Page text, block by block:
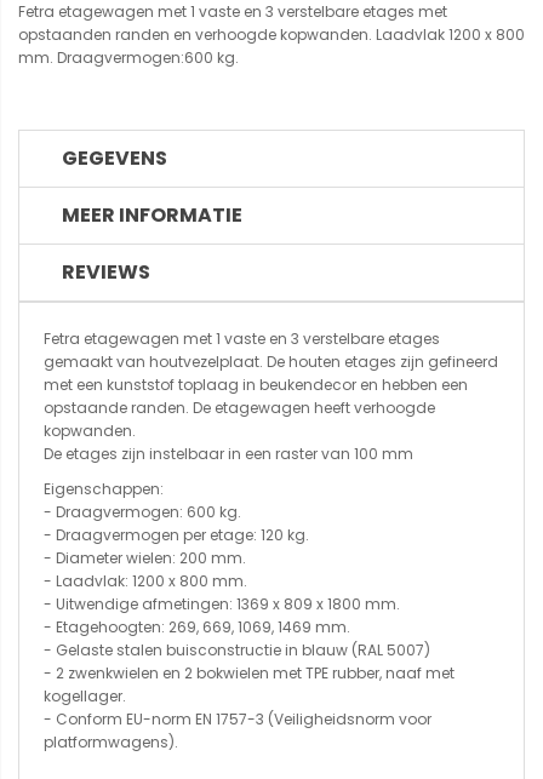
Fetra etagewagen met 1 vaste en 3 verstelbare etages met
opstaanden randen en verhoogde kopwanden. Laadvlak 1200 x 800
mm. Draagvermogen:600 kg.
GEGEVENS
MEER INFORMATIE
REVIEWS
Fetra etagewagen met 1 vaste en 3 verstelbare etages
gemaakt van houtvezelplaat. De houten etages zijn gefineerd
met een kunststof toplaag in beukendecor en hebben een
opstaande randen. De etagewagen heeft verhoogde
kopwanden.
De etages zijn instelbaar in een raster van 100 mm
Eigenschappen:
- Draagvermogen: 600 kg.
- Draagvermogen per etage: 120 kg.
- Diameter wielen: 200 mm.
- Laadvlak: 1200 x 800 mm.
- Uitwendige afmetingen: 1369 x 809 x 1800 mm.
- Etagehoogten: 269, 669, 1069, 1469 mm.
- Gelaste stalen buisconstructie in blauw (RAL 5007)
- 2 zwenkwielen en 2 bokwielen met TPE rubber, naaf met
kogellager.
- Conform EU-norm EN 1757-3 (Veiligheidsnorm voor
platformwagens).